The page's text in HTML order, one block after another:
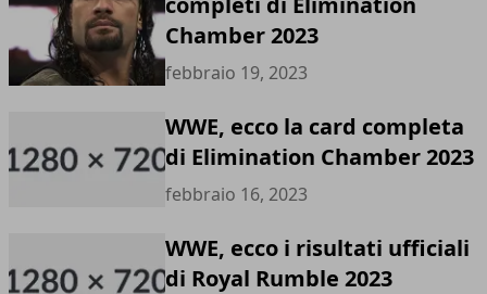
Chamber 2023
febbraio 19, 2023
WWE, ecco la card completa
di Elimination Chamber 2023
febbraio 16, 2023
WWE, ecco i risultati ufficiali
di Royal Rumble 2023